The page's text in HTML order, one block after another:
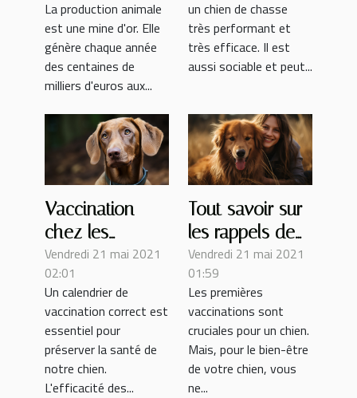
La production animale
est une mine d'or. Elle
génère chaque année
des centaines de
milliers d'euros aux...
un chien de chasse
très performant et
très efficace. Il est
aussi sociable et peut...
Vaccination
chez les
chiens : quelle
est son
importance ?
Vendredi 21 mai 2021
02:01
Un calendrier de
vaccination correct est
essentiel pour
préserver la santé de
notre chien.
L'efficacité des...
Tout savoir sur
les rappels de
vaccination des
chiens
Vendredi 21 mai 2021
01:59
Les premières
vaccinations sont
cruciales pour un chien.
Mais, pour le bien-être
de votre chien, vous
ne...